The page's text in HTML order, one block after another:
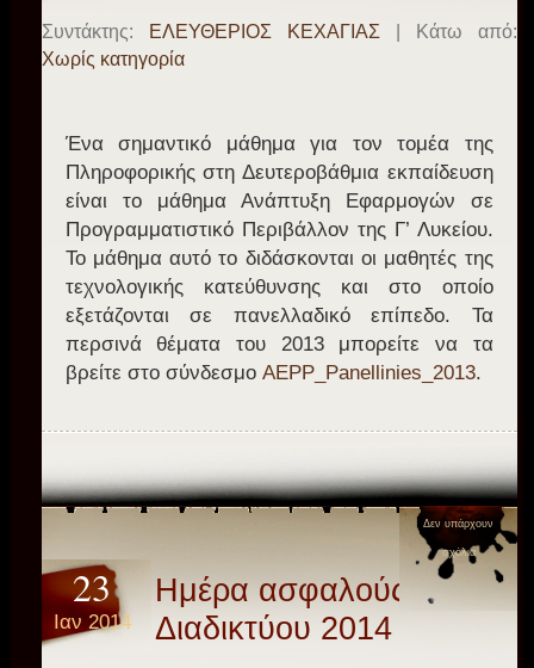
Συντάκτης: ΕΛΕΥΘΕΡΙΟΣ ΚΕΧΑΓΙΑΣ | Κάτω από:
Χωρίς κατηγορία
Ένα σημαντικό μάθημα για τον τομέα της
Πληροφορικής στη Δευτεροβάθμια εκπαίδευση
είναι το μάθημα Ανάπτυξη Εφαρμογών σε
Προγραμματιστικό Περιβάλλον της Γ’ Λυκείου.
Το μάθημα αυτό το διδάσκονται οι μαθητές της
τεχνολογικής κατεύθυνσης και στο οποίο
εξετάζονται σε πανελλαδικό επίπεδο. Τα
περσινά θέματα του 2013 μπορείτε να τα
βρείτε στο σύνδεσμο AEPP_Panellinies_2013.
Δεν υπάρχουν
σχόλια
23
Ιαν 2014
Ημέρα ασφαλούς
Διαδικτύου 2014